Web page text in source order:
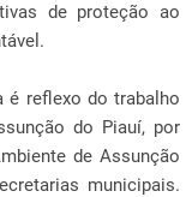
de proteção ao
é reflexo do trabalho
do Piauí, por
de Assunção
municipais.